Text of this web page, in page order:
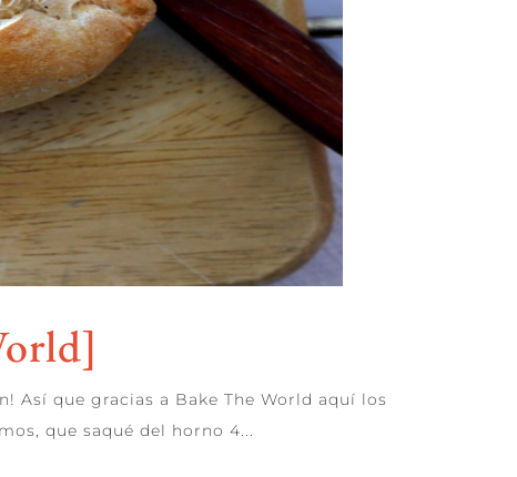
Así que gracias a Bake The World aquí los
que saqué del horno 4...